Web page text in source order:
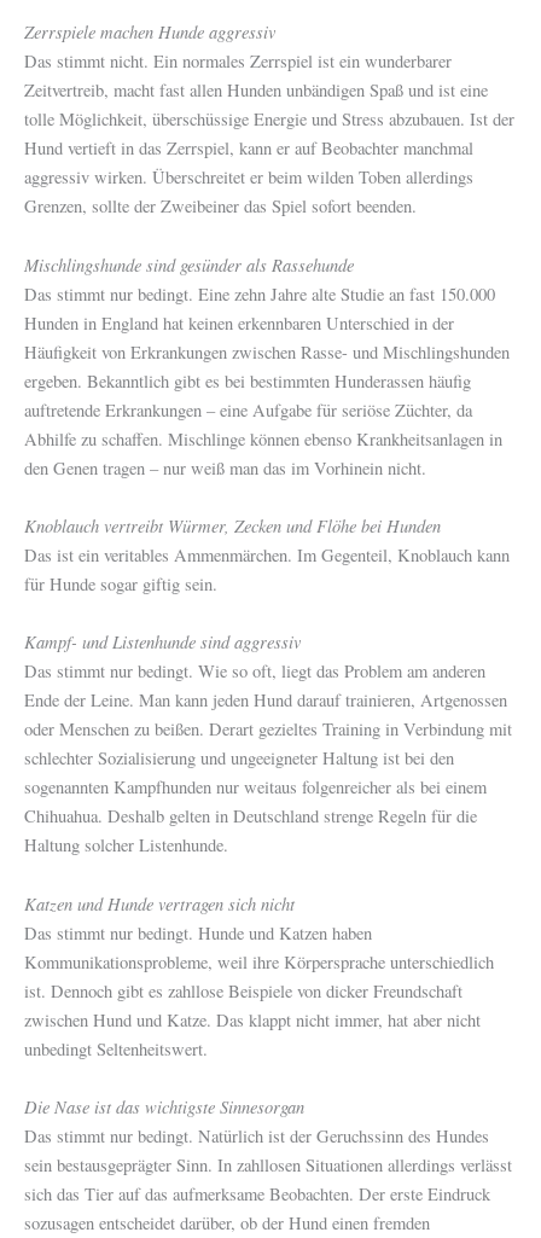
Zerrspiele machen Hunde aggressiv
Das stimmt nicht. Ein normales Zerrspiel ist ein wunderbarer
Zeitvertreib, macht fast allen Hunden unbändigen Spaß und ist eine
tolle Möglichkeit, überschüssige Energie und Stress abzubauen. Ist der
Hund vertieft in das Zerrspiel, kann er auf Beobachter manchmal
aggressiv wirken. Überschreitet er beim wilden Toben allerdings
Grenzen, sollte der Zweibeiner das Spiel sofort beenden.
Mischlingshunde sind gesünder als Rassehunde
Das stimmt nur bedingt. Eine zehn Jahre alte Studie an fast 150.000
Hunden in England hat keinen erkennbaren Unterschied in der
Häufigkeit von Erkrankungen zwischen Rasse- und Mischlingshunden
ergeben. Bekanntlich gibt es bei bestimmten Hunderassen häufig
auftretende Erkrankungen – eine Aufgabe für seriöse Züchter, da
Abhilfe zu schaffen. Mischlinge können ebenso Krankheitsanlagen in
den Genen tragen – nur weiß man das im Vorhinein nicht.
Knoblauch vertreibt Würmer, Zecken und Flöhe bei Hunden
Das ist ein veritables Ammenmärchen. Im Gegenteil, Knoblauch kann
für Hunde sogar giftig sein.
Kampf- und Listenhunde sind aggressiv
Das stimmt nur bedingt. Wie so oft, liegt das Problem am anderen
Ende der Leine. Man kann jeden Hund darauf trainieren, Artgenossen
oder Menschen zu beißen. Derart gezieltes Training in Verbindung mit
schlechter Sozialisierung und ungeeigneter Haltung ist bei den
sogenannten Kampfhunden nur weitaus folgenreicher als bei einem
Chihuahua. Deshalb gelten in Deutschland strenge Regeln für die
Haltung solcher Listenhunde.
Katzen und Hunde vertragen sich nicht
Das stimmt nur bedingt. Hunde und Katzen haben
Kommunikationsprobleme, weil ihre Körpersprache unterschiedlich
ist. Dennoch gibt es zahllose Beispiele von dicker Freundschaft
zwischen Hund und Katze. Das klappt nicht immer, hat aber nicht
unbedingt Seltenheitswert.
Die Nase ist das wichtigste Sinnesorgan
Das stimmt nur bedingt. Natürlich ist der Geruchssinn des Hundes
sein bestausgeprägter Sinn. In zahllosen Situationen allerdings verlässt
sich das Tier auf das aufmerksame Beobachten. Der erste Eindruck
sozusagen entscheidet darüber, ob der Hund einen fremden